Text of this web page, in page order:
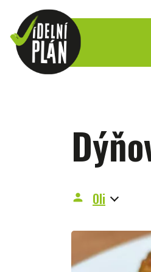
person Oli